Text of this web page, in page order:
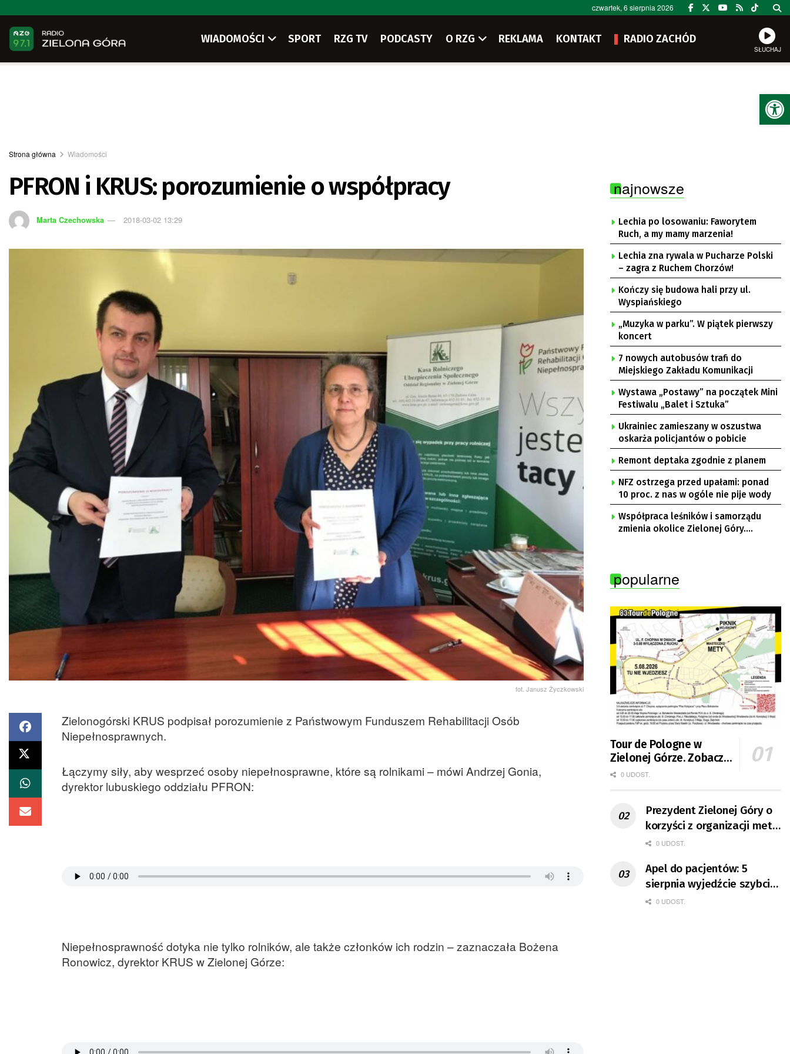
czwartek, 6 sierpnia 2026
WIADOMOŚCI SPORT RZG TV PODCASTY O RZG REKLAMA KONTAKT RADIO ZACHÓD
SŁUCHAJ
Strona główna Wiadomości
PFRON i KRUS: porozumienie o współpracy
Marta Czechowska 2018-03-02 13:29
fot. Janusz Życzkowski
Zielonogórski KRUS podpisał porozumienie z Państwowym Funduszem Rehabilitacji Osób
Niepełnosprawnych.
Łączymy siły, aby wesprzeć osoby niepełnosprawne, które są rolnikami – mówi Andrzej Gonia,
dyrektor lubuskiego oddziału PFRON:
Niepełnosprawność dotyka nie tylko rolników, ale także członków ich rodzin – zaznaczała Bożena
Ronowicz, dyrektor KRUS w Zielonej Górze:
najnowsze
Lechia po losowaniu: Faworytem
Ruch, a my mamy marzenia!
Lechia zna rywala w Pucharze Polski
– zagra z Ruchem Chorzów!
Kończy się budowa hali przy ul.
Wyspiańskiego
„Muzyka w parku”. W piątek pierwszy
koncert
7 nowych autobusów trafi do
Miejskiego Zakładu Komunikacji
Wystawa „Postawy” na początek Mini
Festiwalu „Balet i Sztuka”
Ukrainiec zamieszany w oszustwa
oskarża policjantów o pobicie
Remont deptaka zgodnie z planem
NFZ ostrzega przed upałami: ponad
10 proc. z nas w ogóle nie pije wody
Współpraca leśników i samorządu
zmienia okolice Zielonej Góry.
popularne
Tour de Pologne w
Zielonej Górze. Zobacz
zmiany w organizacji
0 UDOST.
Prezydent Zielonej Góry o
korzyści z organizacji mety
Tour de Pologne
0 UDOST.
Apel do pacjentów: 5
sierpnia wyjedźcie szybciej
z domów
0 UDOST.